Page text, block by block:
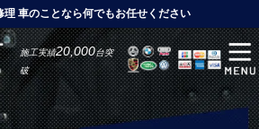
車のことなら何でもお任せください
施工実績20,000台突
破